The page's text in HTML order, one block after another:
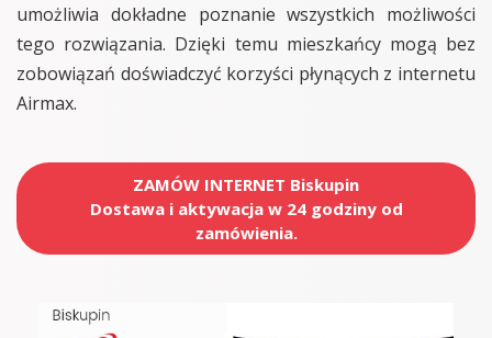
umożliwia dokładne poznanie wszystkich możliwości
tego rozwiązania. Dzięki temu mieszkańcy mogą bez
zobowiązań doświadczyć korzyści płynących z internetu
Airmax.
ZAMÓW INTERNET Biskupin
Dostawa i aktywacja w 24 godziny od
zamówienia.